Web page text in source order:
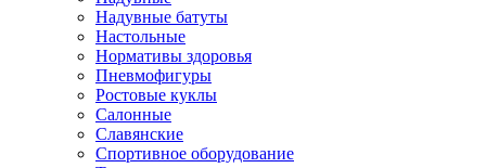
Надувные батуты
Настольные
Нормативы здоровья
Пневмофигуры
Ростовые куклы
Салонные
Славянские
Спортивное оборудование